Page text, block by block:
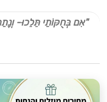
"אִם בְּחֻקּוֹתַי תֵּלֵכוּ-